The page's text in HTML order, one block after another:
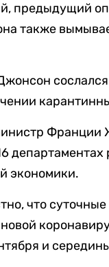
предыдущий
также
Франции
экономики.
что
и